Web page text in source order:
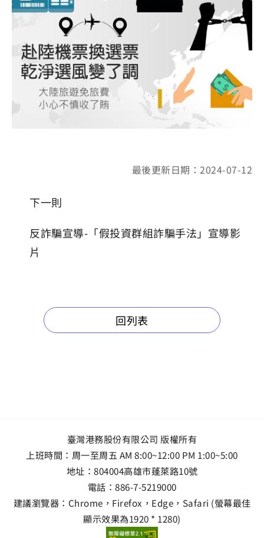
最後更新日期：2024-07-12
下一則
反詐騙宣導-「假投資群組詐騙手法」宣導影
片
回列表
臺灣港務股份有限公司 版權所有
上班時間：周一至周五 AM 8:00~12:00 PM 1:00~5:00
地址： 804004高雄市蓬萊路10號
電話： 886-7-5219000
建議瀏覽器：Chrome，Firefox，Edge，Safari (螢幕最佳
顯示效果為1920 * 1280)